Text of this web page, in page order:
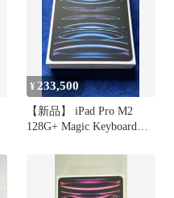
¥ 233,500
【新品】 iPad Pro M2
128G+ Magic Keyboardセ